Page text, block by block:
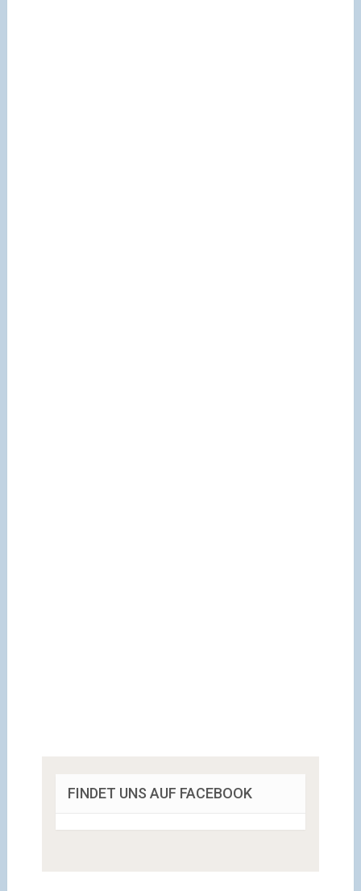
FINDET UNS AUF FACEBOOK